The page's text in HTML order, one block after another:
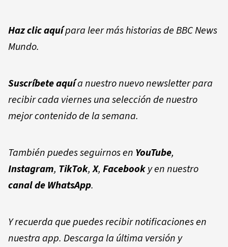
Haz clic aquípara leer más historias de BBC News
Mundo.
Suscríbete aquía nuestro nuevo newsletter para
recibir cada viernes una selección de nuestro
mejor contenido de la semana.
También puedes seguirnos en YouTube,
Instagram, TikTok,X, Facebooky en nuestro
canal de WhatsApp.
Y recuerda que puedes recibir notificaciones en
nuestra app. Descarga la última versión y